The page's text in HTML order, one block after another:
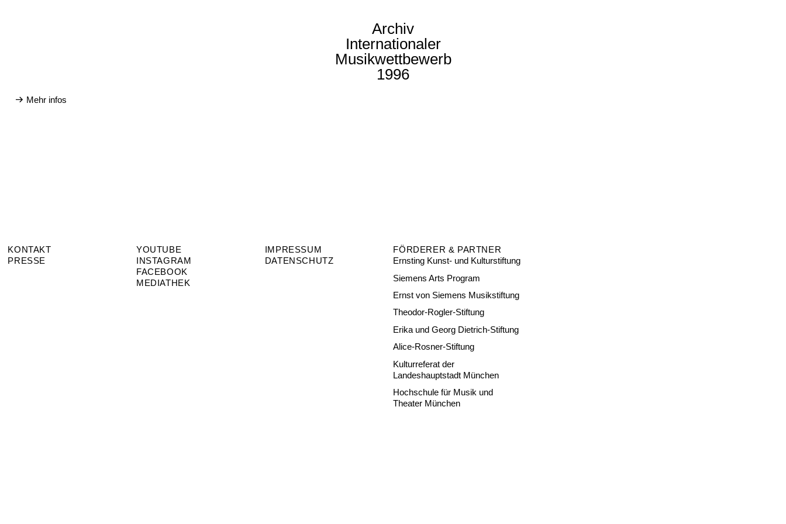
Archiv
Internationaler
Musikwettbewerb
1996
Mehr infos
KONTAKT
PRESSE
YOUTUBE
INSTAGRAM
FACEBOOK
MEDIATHEK
IMPRESSUM
DATENSCHUTZ
FÖRDERER & PARTNER
Ernsting Kunst- und Kulturstiftung
Siemens Arts Program
Ernst von Siemens Musikstiftung
Theodor-Rogler-Stiftung
Erika und Georg Dietrich-Stiftung
Alice-Rosner-Stiftung
Kulturreferat der
Landeshauptstadt München
Hochschule für Musik und
Theater München